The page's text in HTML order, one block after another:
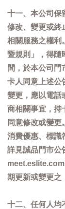
十一、本公司保
修改、變更或終
相關服務之權利
暨規則」，得隨
間，於本公司門
卡人同意上述公
變更，應以電話
商相關事宜，持
同意修改或變更
消費優惠、標識
詳見誠品門市公
期更新或變更之
十二、任何人均